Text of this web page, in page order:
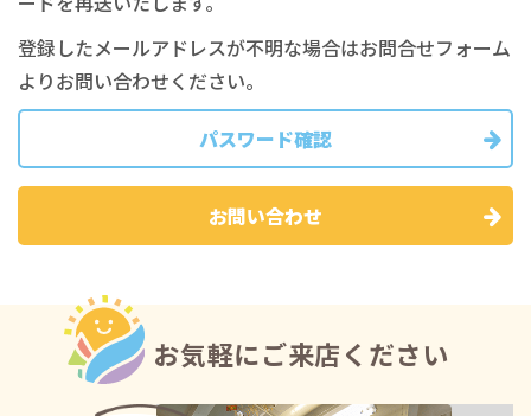
登録したメールアドレスが不明な場合はお問合せフォーム
よりお問い合わせください。
パスワード確認
お問い合わせ
お気軽にご来店ください